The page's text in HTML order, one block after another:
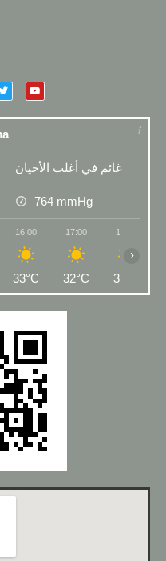
غائم في أغلب الأحيان
764 mmHg
16:00
33°C
17:00
32°C
18:00
31°C
›